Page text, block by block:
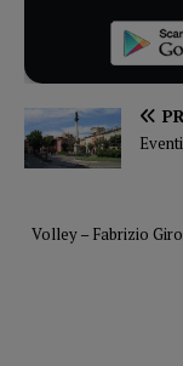
Volley – Fabrizio